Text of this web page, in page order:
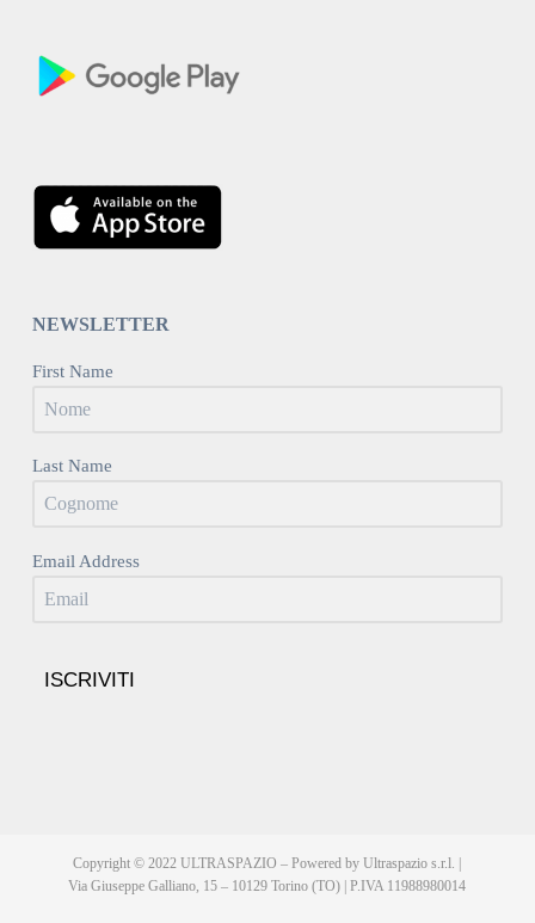
NEWSLETTER
First Name
Last Name
Email Address
ISCRIVITI
Copyright © 2022 ULTRASPAZIO – Powered by Ultraspazio s.r.l. |
Via Giuseppe Galliano, 15 – 10129 Torino (TO) | P.IVA 11988980014